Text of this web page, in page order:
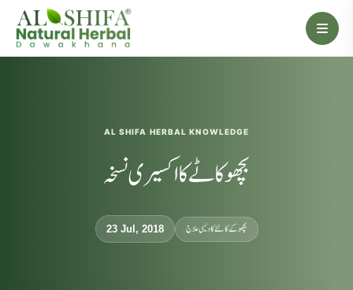
AL SHIFA HERBAL KNOWLEDGE
بچھو کاٹے کا اکسیری نسخہ
23 Jul, 2018 بچھوکے کاٹنے کا دیسی علاج